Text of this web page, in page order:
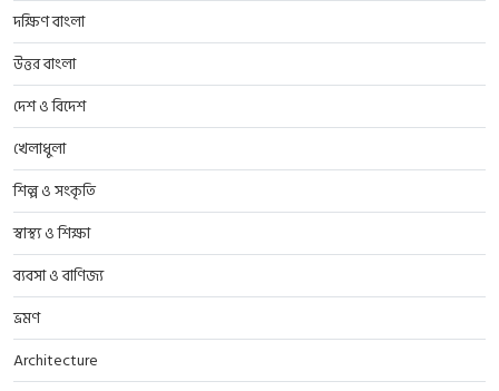
দক্ষিণ বাংলা
উত্তর বাংলা
দেশ ও বিদেশ
খেলাধুলা
শিল্প ও সংকৃতি
স্বাস্থ্য ও শিক্ষা
ব্যবসা ও বাণিজ্য
ভ্রমণ
Architecture